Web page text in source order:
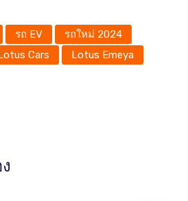
รถ EV
รถใหม่ 2024
Lotus Cars
Lotus Emeya